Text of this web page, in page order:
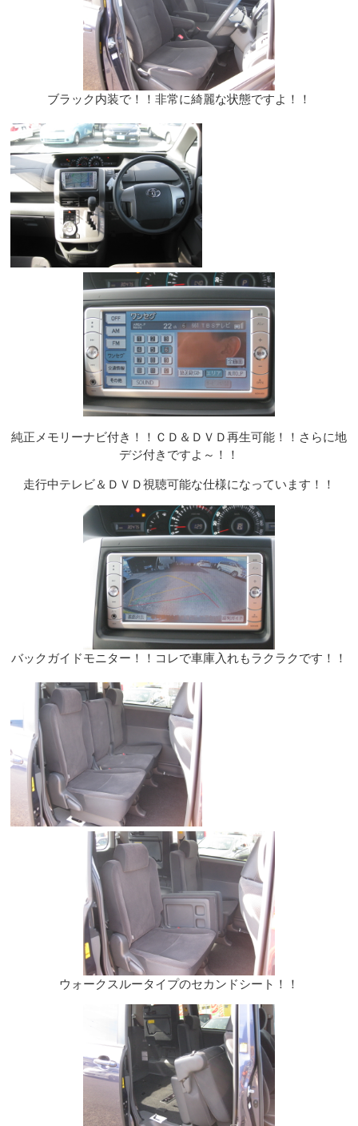
ブラック内装で！！非常に綺麗な状態ですよ！！
純正メモリーナビ付き！！ＣＤ＆ＤＶＤ再生可能！！さらに地
デジ付きですよ～！！
走行中テレビ＆ＤＶＤ視聴可能な仕様になっています！！
バックガイドモニター！！コレで車庫入れもラクラクです！！
ウォークスルータイプのセカンドシート！！